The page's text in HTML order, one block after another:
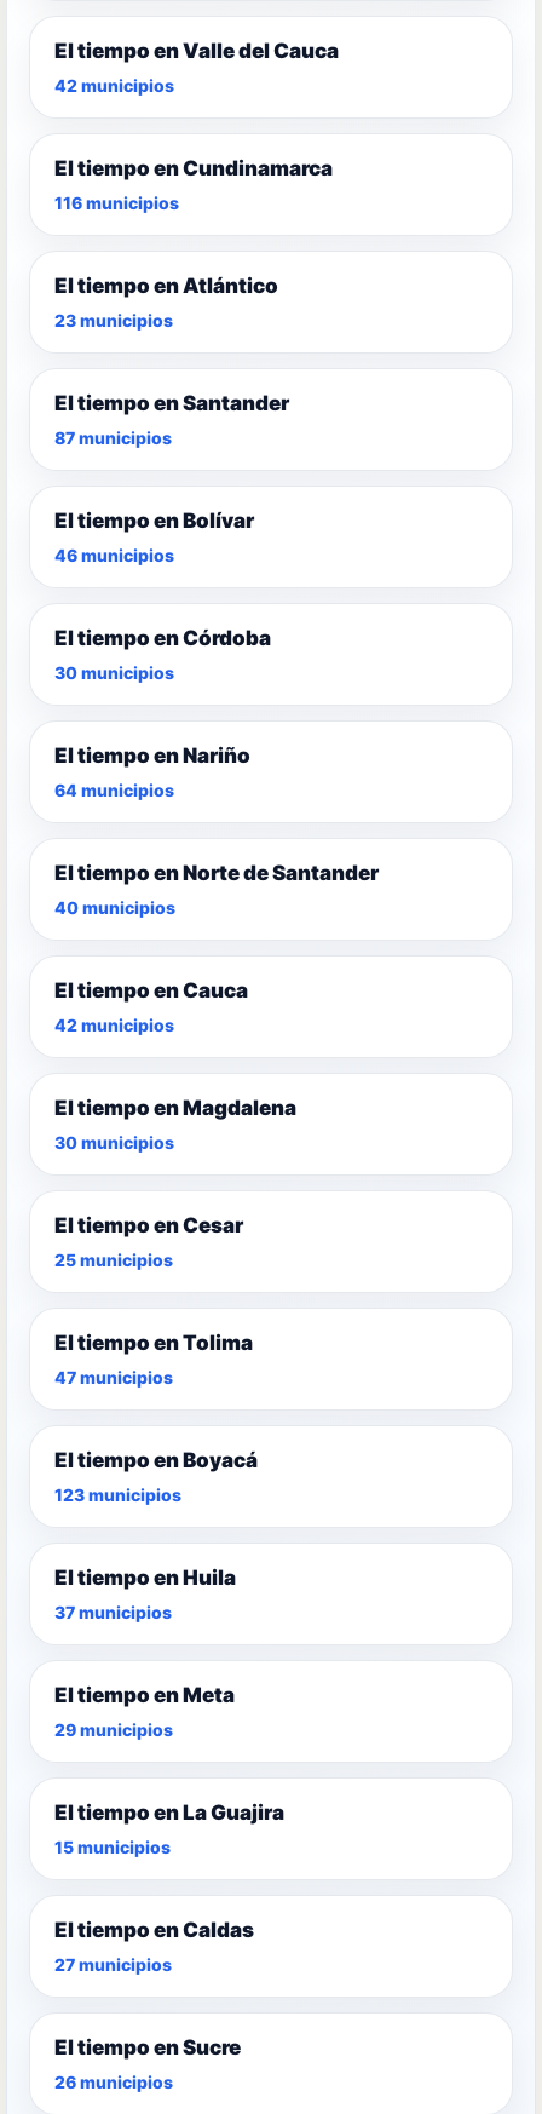
El tiempo en Valle del Cauca
42 municipios
El tiempo en Cundinamarca
116 municipios
El tiempo en Atlántico
23 municipios
El tiempo en Santander
87 municipios
El tiempo en Bolívar
46 municipios
El tiempo en Córdoba
30 municipios
El tiempo en Nariño
64 municipios
El tiempo en Norte de Santander
40 municipios
El tiempo en Cauca
42 municipios
El tiempo en Magdalena
30 municipios
El tiempo en Cesar
25 municipios
El tiempo en Tolima
47 municipios
El tiempo en Boyacá
123 municipios
El tiempo en Huila
37 municipios
El tiempo en Meta
29 municipios
El tiempo en La Guajira
15 municipios
El tiempo en Caldas
27 municipios
El tiempo en Sucre
26 municipios